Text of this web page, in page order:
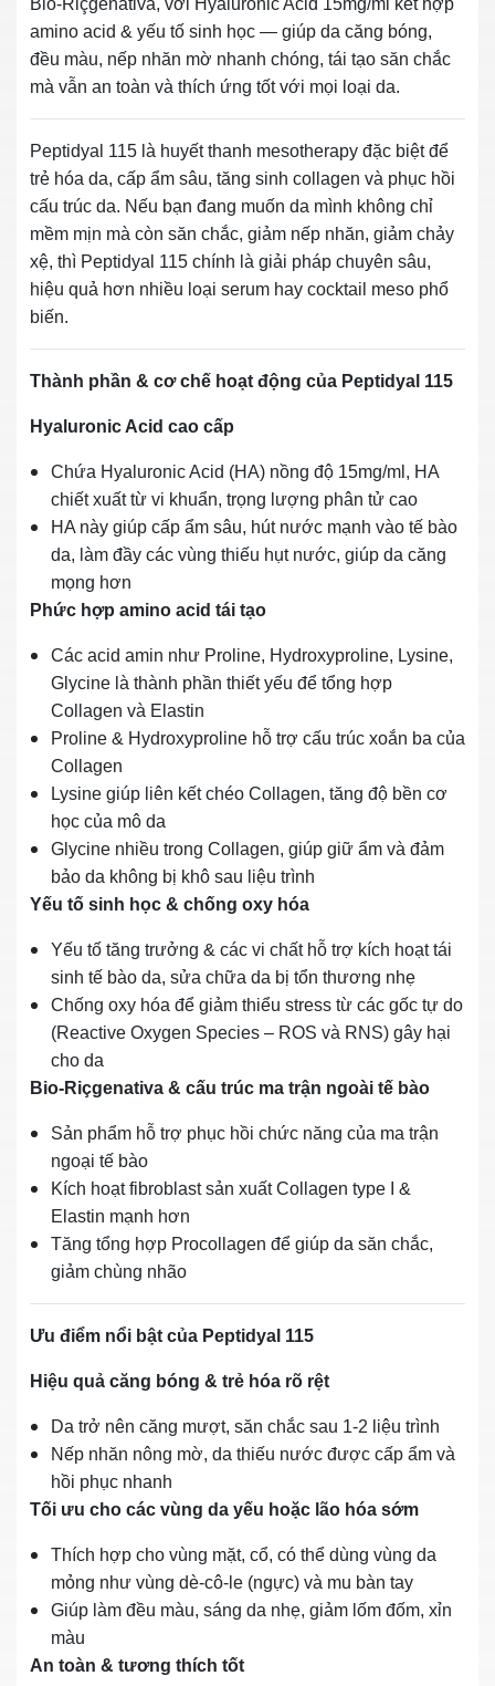
amino acid & yếu tố sinh học — giúp da căng bóng,
đều màu, nếp nhăn mờ nhanh chóng, tái tạo săn chắc
mà vẫn an toàn và thích ứng tốt với mọi loại da.
Peptidyal 115 là huyết thanh mesotherapy đặc biệt để
trẻ hóa da, cấp ẩm sâu, tăng sinh collagen và phục hồi
cấu trúc da. Nếu bạn đang muốn da mình không chỉ
mềm mịn mà còn săn chắc, giảm nếp nhăn, giảm chảy
xệ, thì Peptidyal 115 chính là giải pháp chuyên sâu,
hiệu quả hơn nhiều loại serum hay cocktail meso phổ
biến.
Thành phần & cơ chế hoạt động của Peptidyal 115
Hyaluronic Acid cao cấp
Chứa Hyaluronic Acid (HA) nồng độ 15mg/ml, HA
chiết xuất từ vi khuẩn, trọng lượng phân tử cao
HA này giúp cấp ẩm sâu, hút nước mạnh vào tế bào
da, làm đầy các vùng thiếu hụt nước, giúp da căng
mọng hơn
Phức hợp amino acid tái tạo
Các acid amin như Proline, Hydroxyproline, Lysine,
Glycine là thành phần thiết yếu để tổng hợp
Collagen và Elastin
Proline & Hydroxyproline hỗ trợ cấu trúc xoắn ba của
Collagen
Lysine giúp liên kết chéo Collagen, tăng độ bền cơ
học của mô da
Glycine nhiều trong Collagen, giúp giữ ẩm và đảm
bảo da không bị khô sau liệu trình
Yếu tố sinh học & chống oxy hóa
Yếu tố tăng trưởng & các vi chất hỗ trợ kích hoạt tái
sinh tế bào da, sửa chữa da bị tổn thương nhẹ
Chống oxy hóa để giảm thiểu stress từ các gốc tự do
(Reactive Oxygen Species – ROS và RNS) gây hại
cho da
Bio‑Riçgenativa & cấu trúc ma trận ngoài tế bào
Sản phẩm hỗ trợ phục hồi chức năng của ma trận
ngoại tế bào
Kích hoạt fibroblast sản xuất Collagen type I &
Elastin mạnh hơn
Tăng tổng hợp Procollagen để giúp da săn chắc,
giảm chùng nhão
Ưu điểm nổi bật của Peptidyal 115
Hiệu quả căng bóng & trẻ hóa rõ rệt
Da trở nên căng mượt, săn chắc sau 1‑2 liệu trình
Nếp nhăn nông mờ, da thiếu nước được cấp ẩm và
hồi phục nhanh
Tối ưu cho các vùng da yếu hoặc lão hóa sớm
Thích hợp cho vùng mặt, cổ, có thể dùng vùng da
mỏng như vùng dè‑cô‑le (ngực) và mu bàn tay
Giúp làm đều màu, sáng da nhẹ, giảm lốm đốm, xỉn
màu
An toàn & tương thích tốt